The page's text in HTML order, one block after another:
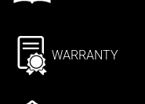
WARRANTY